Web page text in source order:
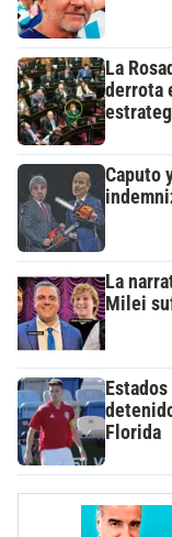
La
derrota
Caputo
La
Milei
Florida